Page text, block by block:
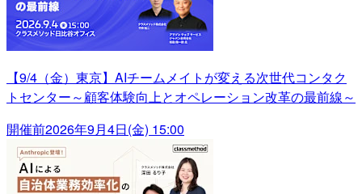
【9/4（金）東京】AIチームメイトが変える次世代コンタク
トセンター～顧客体験向上とオペレーション改革の最前線～
開催前2026年9月4日(金) 15:00